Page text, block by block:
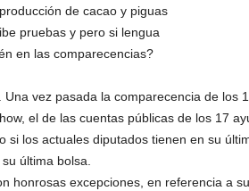
de cacao y piguas
pruebas y pero si lengua
en las comparecencias?
Una vez pasada la comparecencia de los
el de las cuentas públicas de los 17
si los actuales diputados tienen en su
última bolsa.
honrosas excepciones, en referencia a